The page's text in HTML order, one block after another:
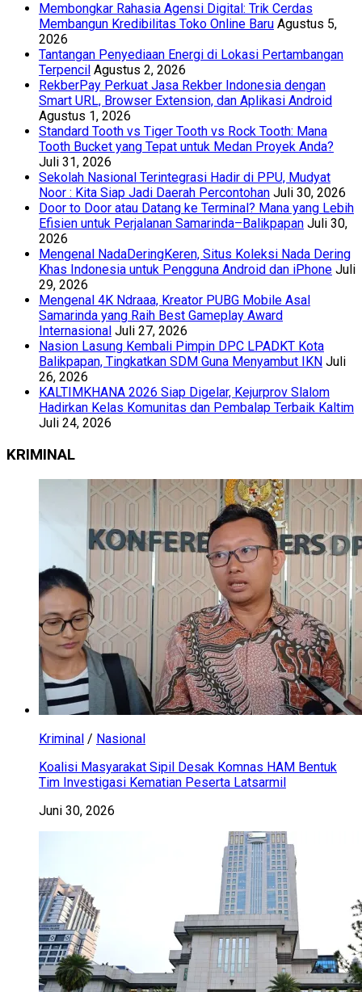
Membongkar Rahasia Agensi Digital: Trik Cerdas
Membangun Kredibilitas Toko Online Baru Agustus 5,
2026
Tantangan Penyediaan Energi di Lokasi Pertambangan
Terpencil Agustus 2, 2026
RekberPay Perkuat Jasa Rekber Indonesia dengan
Smart URL, Browser Extension, dan Aplikasi Android
Agustus 1, 2026
Standard Tooth vs Tiger Tooth vs Rock Tooth: Mana
Tooth Bucket yang Tepat untuk Medan Proyek Anda?
Juli 31, 2026
Sekolah Nasional Terintegrasi Hadir di PPU, Mudyat
Noor : Kita Siap Jadi Daerah Percontohan Juli 30, 2026
Door to Door atau Datang ke Terminal? Mana yang Lebih
Efisien untuk Perjalanan Samarinda–Balikpapan Juli 30,
2026
Mengenal NadaDeringKeren, Situs Koleksi Nada Dering
Khas Indonesia untuk Pengguna Android dan iPhone Juli
29, 2026
Mengenal 4K Ndraaa, Kreator PUBG Mobile Asal
Samarinda yang Raih Best Gameplay Award
Internasional Juli 27, 2026
Nasion Lasung Kembali Pimpin DPC LPADKT Kota
Balikpapan, Tingkatkan SDM Guna Menyambut IKN Juli
26, 2026
KALTIMKHANA 2026 Siap Digelar, Kejurprov Slalom
Hadirkan Kelas Komunitas dan Pembalap Terbaik Kaltim
Juli 24, 2026
KRIMINAL
Kriminal / Nasional
Koalisi Masyarakat Sipil Desak Komnas HAM Bentuk
Tim Investigasi Kematian Peserta Latsarmil
Juni 30, 2026